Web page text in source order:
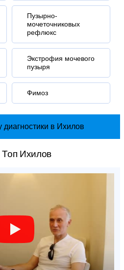
Пузырно-
мочеточниковых
рефлюкс
Экстрофия мочевого
пузыря
Фимоз
диагностики в Ихилов
Ихилов